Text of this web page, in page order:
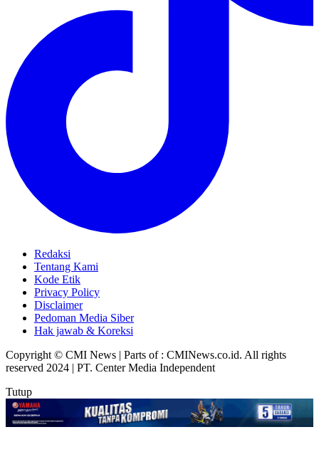
Redaksi
Tentang Kami
Kode Etik
Privacy Policy
Disclaimer
Pedoman Media Siber
Hak jawab & Koreksi
Copyright © CMI News | Parts of : CMINews.co.id. All rights
reserved 2024 | PT. Center Media Independent
Tutup